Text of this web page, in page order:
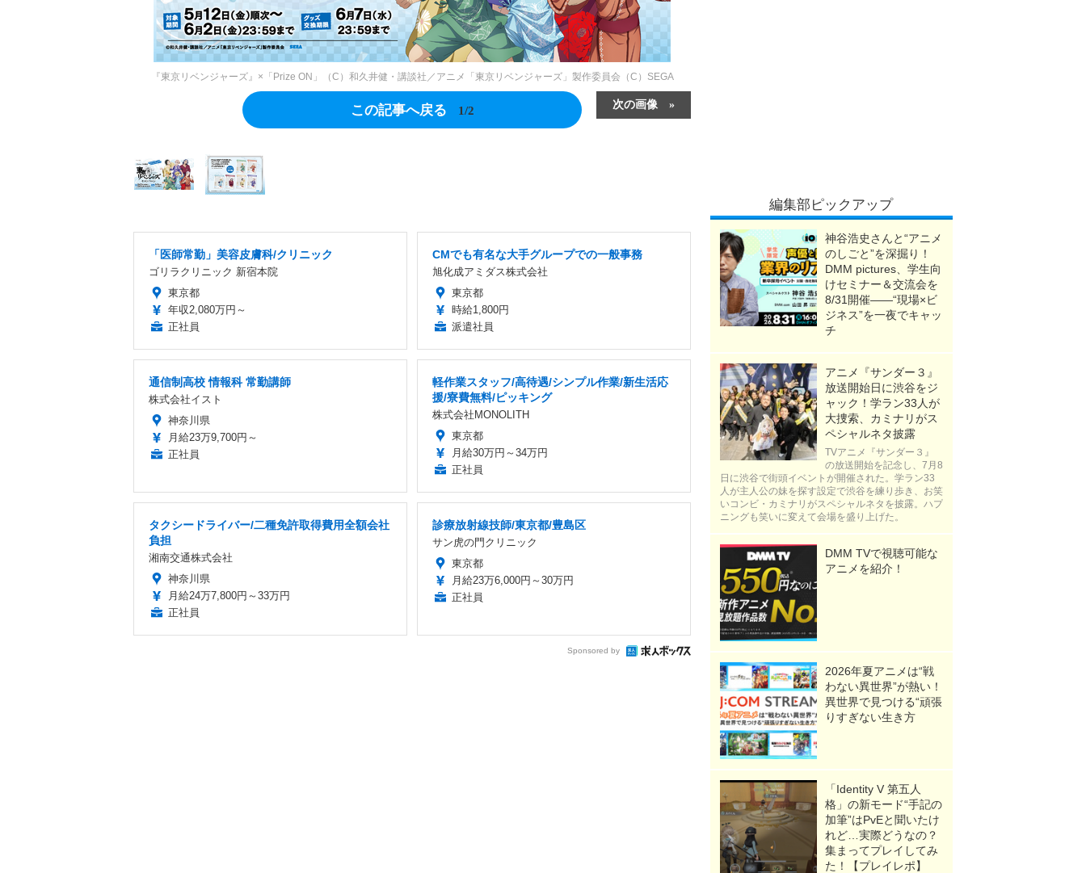
『東京リベンジャーズ』×「Prize ON」（C）和久井健・講談社／アニメ「東京リベンジャーズ」製作委員会（C）SEGA
次の画像
この記事へ戻る 1/2
「医師常勤」美容皮膚科/クリニック
ゴリラクリニック 新宿本院
東京都
年収2,080万円～
正社員
CMでも有名な大手グループでの一般事務
旭化成アミダス株式会社
東京都
時給1,800円
派遣社員
通信制高校 情報科 常勤講師
株式会社イスト
神奈川県
月給23万9,700円～
正社員
軽作業スタッフ/高待遇/シンプル作業/新生活応
援/寮費無料/ピッキング
株式会社MONOLITH
東京都
月給30万円～34万円
正社員
タクシードライバー/二種免許取得費用全額会社
負担
湘南交通株式会社
神奈川県
月給24万7,800円～33万円
正社員
診療放射線技師/東京都/豊島区
サン虎の門クリニック
東京都
月給23万6,000円～30万円
正社員
Sponsored by
編集部ピックアップ
神谷浩史さんと“アニメ
のしごと”を深掘り！
DMM pictures、学生向
けセミナー＆交流会を
8/31開催――“現場×ビ
ジネス”を一夜でキャッ
チ
アニメ『サンダー３』
放送開始日に渋谷をジ
ャック！学ラン33人が
大捜索、カミナリがス
ペシャルネタ披露
TVアニメ『サンダー３』
の放送開始を記念し、7月8
日に渋谷で街頭イベントが開催された。学ラン33
人が主人公の妹を探す設定で渋谷を練り歩き、お笑
いコンビ・カミナリがスペシャルネタを披露。ハプ
ニングも笑いに変えて会場を盛り上げた。
DMM TVで視聴可能な
アニメを紹介！
2026年夏アニメは“戦
わない異世界”が熱い！
異世界で見つける“頑張
りすぎない生き方
「Identity V 第五人
格」の新モード“手記の
加筆”はPvEと聞いたけ
れど…実際どうなの？
集まってプレイしてみ
た！【プレイレポ】